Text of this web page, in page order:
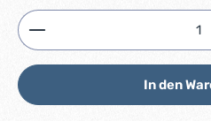
Produkt Anzahl: Gib den
In den